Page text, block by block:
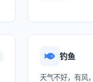
钓鱼
天气不好，有风